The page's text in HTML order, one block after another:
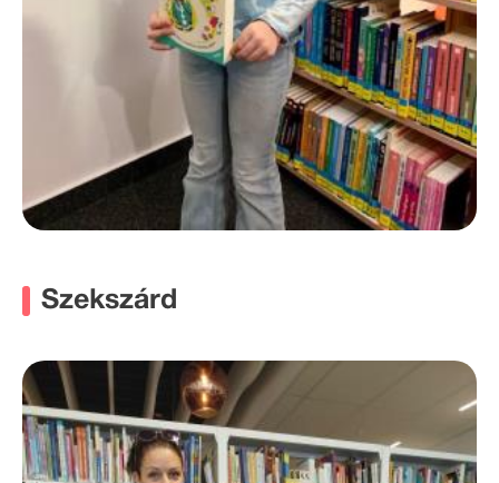
Szekszárd